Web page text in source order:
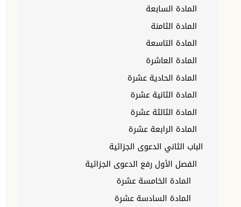
المادة السابعة
المادة الثامنة
المادة التاسعة
المادة العاشرة
المادة الحادية عشرة
المادة الثانية عشرة
المادة الثالثة عشرة
المادة الرابعة عشرة
الباب الثاني الدعوى الجزائية
الفصل الأول رفع الدعوى الجزائية
المادة الخامسة عشرة
المادة السادسة عشرة